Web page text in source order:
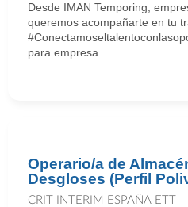
Desde IMAN Temporing,
queremos acompañarte en tu
para empresa ...
Operario/a de
Desgloses (Perfil
CRIT INTERIM ESPAÑA ETT